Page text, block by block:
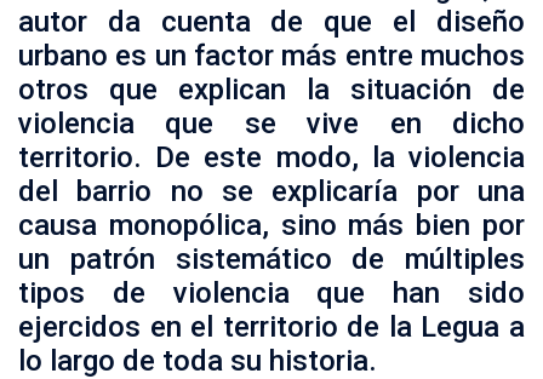
autor da cuenta de que el diseño
urbano es un factor más entre muchos
otros que explican la situación de
violencia que se vive en dicho
territorio. De este modo, la violencia
del barrio no se explicaría por una
causa monopólica, sino más bien por
un patrón sistemático de múltiples
tipos de violencia que han sido
ejercidos en el territorio de la Legua a
lo largo de toda su historia.